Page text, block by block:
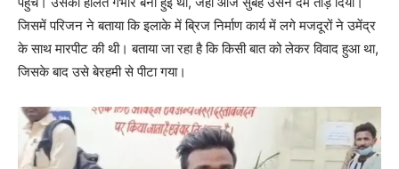
जिसमें परिजन ने बताया कि इलाके में ब्रिज निर्माण कार्य में लगे मजदूरों ने उमेंद्र
के साथ मारपीट की थी। बताया जा रहा है कि किसी बात को लेकर विवाद हुआ था,
जिसके बाद उसे बेरहमी से पीटा गया।